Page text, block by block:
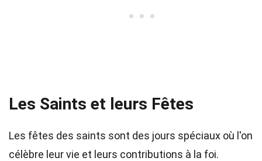
Les Saints et leurs Fêtes
Les fêtes des saints sont des jours spéciaux où l'on
célèbre leur vie et leurs contributions à la foi.